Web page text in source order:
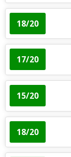
18/20
17/20
15/20
18/20